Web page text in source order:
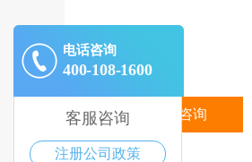
在线咨询
电话咨询
400-108-1600
客服咨询
注册公司政策